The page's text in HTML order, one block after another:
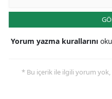
Yorum yazma kurallarını
* Bu içerik ile ilgili yorum yok,